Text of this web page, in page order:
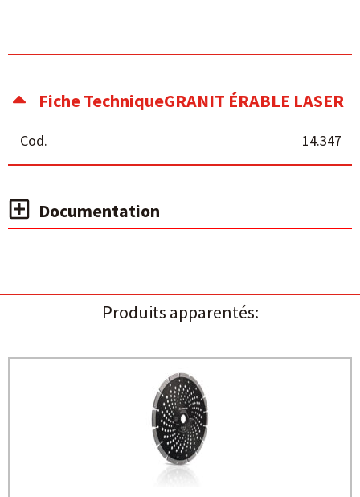
Fiche TechniqueGRANIT ÉRABLE LASER
Cod. 14.347
Documentation
Produits apparentés: